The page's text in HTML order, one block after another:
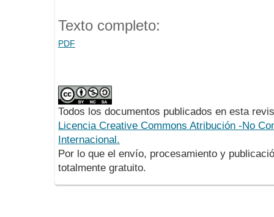
Texto completo:
PDF
Todos los documentos publicados en esta
Licencia Creative Commons Atribución -No
Internacional.
Por lo que el envío, procesamiento y
totalmente gratuito.